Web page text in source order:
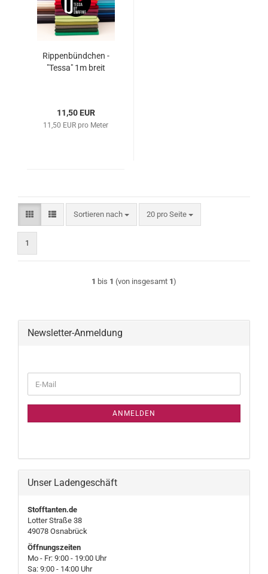
Rippenbündchen -
"Tessa" 1m breit
11,50 EUR
11,50 EUR pro Meter
Sortieren nach
Sortieren nach 20 pro Seite
pro Seite
1
1 bis 1 (von insgesamt 1)
Newsletter-Anmeldung
ZUR
E-
Mail
ANMELDEN
Unser Ladengeschäft
Stofftanten.de
Lotter Straße 38
49078 Osnabrück
Öffnungszeiten
Mo - Fr: 9:00 - 19:00 Uhr
Sa: 9:00 - 14:00 Uhr